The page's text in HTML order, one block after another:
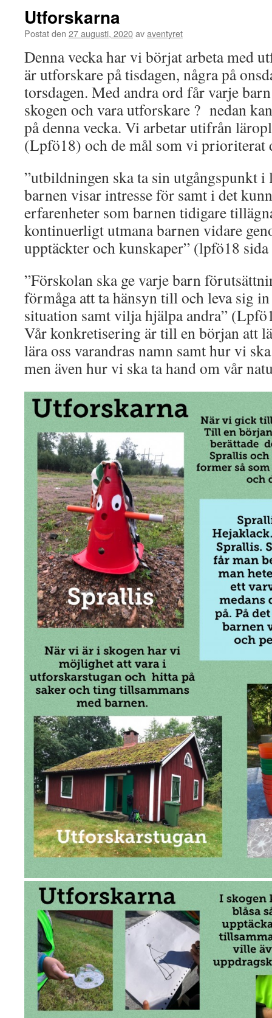
Utforskarna
Postat den 27 augusti, 2020avaventyret
Denna vecka har vi börjat arbeta med
är utforskare på tisdagen, några på
torsdagen. Med andra ord får varje
skogen och vara utforskare ? nedan
på denna vecka. Vi arbetar utifrån
(Lpfö18) och de mål som vi prioriterat
”utbildningen ska ta sin utgångspunkt i
barnen visar intresse för samt i det
erfarenheter som barnen tidigare
kontinuerligt utmana barnen vidare
upptäckter och kunskaper” (lpfö18
”Förskolan ska ge varje barn
förmåga att ta hänsyn till och leva sig
situation samt vilja hjälpa andra”
Vår konkretisering är till en början att
lära oss varandras namn samt hur vi
men även hur vi ska ta hand om vår